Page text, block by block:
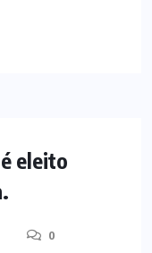
NOTÍCIAS
eleito
0